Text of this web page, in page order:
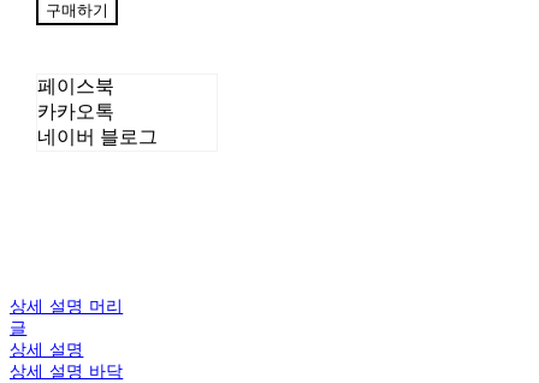
구매하기
페이스북
카카오톡
네이버 블로그
상세 설명 머리
글
상세 설명
상세 설명 바닥